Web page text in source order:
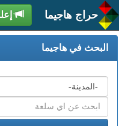
حراج هاجيما
البحث في هاجيما
المدن
اكتب
عبارة
البحث
ابحث